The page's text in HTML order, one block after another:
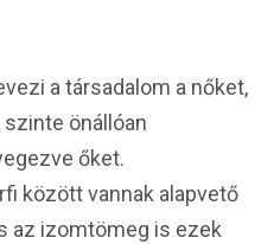
a társadalom a nőket,
önállóan
őket.
között vannak alapvető
az izomtömeg is ezek